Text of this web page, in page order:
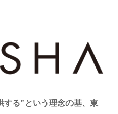
する”という理念の基、東